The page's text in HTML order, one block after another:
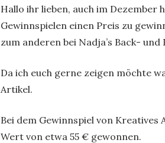
Hallo ihr lieben, auch im Dezember
Gewinnspielen einen Preis zu
zum anderen bei Nadja’s Back-
Da ich euch gerne zeigen möchte
Artikel.
Bei dem Gewinnspiel von Kreatives
Wert von etwa 55 € gewonnen.